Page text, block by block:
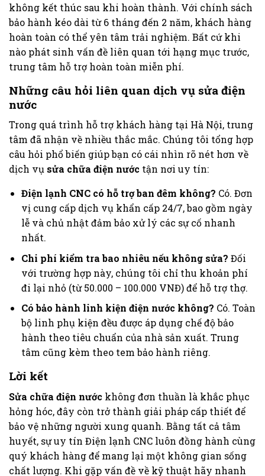
không kết thúc sau khi hoàn thành. Với chính sách
bảo hành kéo dài từ 6 tháng đến 2 năm, khách hàng
hoàn toàn có thể yên tâm trải nghiệm. Bất cứ khi
nào phát sinh vấn đề liên quan tới hạng mục trước,
trung tâm hỗ trợ hoàn toàn miễn phí.
Những câu hỏi liên quan dịch vụ sửa điện
nước
Trong quá trình hỗ trợ khách hàng tại Hà Nội, trung
tâm đã nhận về nhiều thắc mắc. Chúng tôi tổng hợp
câu hỏi phổ biến giúp bạn có cái nhìn rõ nét hơn về
dịch vụ sửa chữa điện nước tận nơi uy tín:
Điện lạnh CNC có hỗ trợ ban đêm không? Có. Đơn
vị cung cấp dịch vụ khẩn cấp 24/7, bao gồm ngày
lễ và chủ nhật đảm bảo xử lý các sự cố nhanh
nhất.
Chi phí kiểm tra bao nhiêu nếu không sửa? Đối
với trường hợp này, chúng tôi chỉ thu khoản phí
đi lại nhỏ (từ 50.000 – 100.000 VNĐ) để hỗ trợ thợ.
Có bảo hành linh kiện điện nước không? Có. Toàn
bộ linh phụ kiện đều được áp dụng chế độ bảo
hành theo tiêu chuẩn của nhà sản xuất. Trung
tâm cũng kèm theo tem bảo hành riêng.
Lời kết
Sửa chữa điện nước không đơn thuần là khắc phục
hỏng hóc, đây còn trở thành giải pháp cấp thiết để
bảo vệ những người xung quanh. Bằng tất cả tâm
huyết, sự uy tín Điện lạnh CNC luôn đồng hành cùng
quý khách hàng để mang lại một không gian sống
chất lượng. Khi gặp vấn đề về kỹ thuật hãy nhanh